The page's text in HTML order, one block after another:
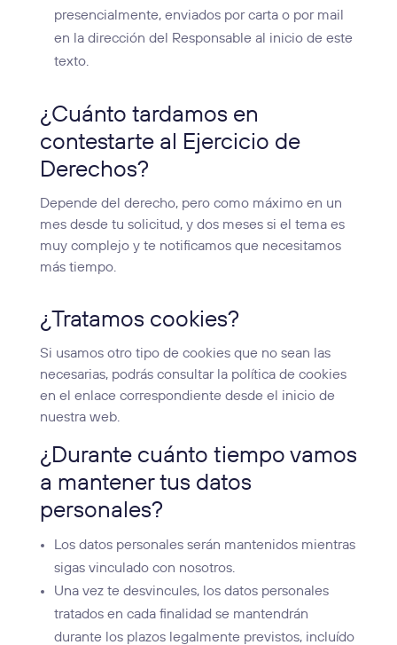
presencialmente, enviados por carta o por mail
en la dirección del Responsable al inicio de este
texto.
¿Cuánto tardamos en
contestarte al Ejercicio de
Derechos?
Depende del derecho, pero como máximo en un
mes desde tu solicitud, y dos meses si el tema es
muy complejo y te notificamos que necesitamos
más tiempo.
¿Tratamos cookies?
Si usamos otro tipo de cookies que no sean las
necesarias, podrás consultar la política de cookies
en el enlace correspondiente desde el inicio de
nuestra web.
¿Durante cuánto tiempo vamos
a mantener tus datos
personales?
Los datos personales serán mantenidos mientras
sigas vinculado con nosotros.
Una vez te desvincules, los datos personales
tratados en cada finalidad se mantendrán
durante los plazos legalmente previstos, incluído